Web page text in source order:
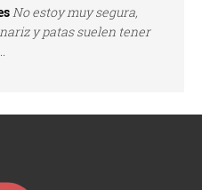
No estoy muy segura,
y patas suelen tener